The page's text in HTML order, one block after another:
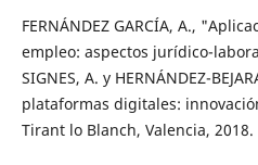
FERNÁNDEZ GARCÍA, A.,
empleo: aspectos jurídico-
SIGNES, A. y HERNÁNDEZ-
plataformas digitales:
Tirant lo Blanch, Valencia, 2018.